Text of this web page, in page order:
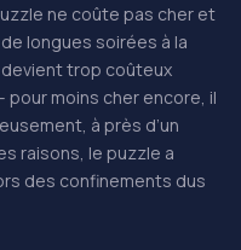
ne coûte pas cher et
longues soirées à la
devient trop coûteux
pour moins cher encore, il
à près d’un
raisons, le puzzle a
des confinements dus